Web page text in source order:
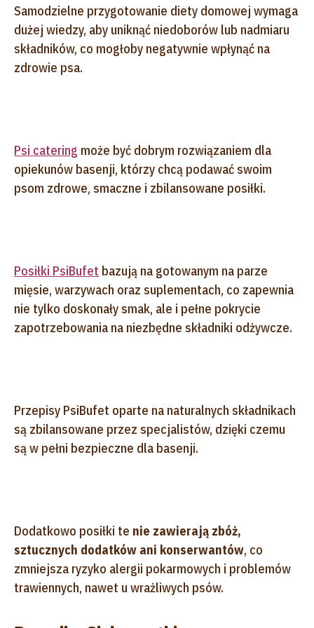
Samodzielne przygotowanie diety domowej wymaga
dużej wiedzy, aby uniknąć niedoborów lub nadmiaru
składników, co mogłoby negatywnie wpłynąć na
zdrowie psa.
Psi catering może być dobrym rozwiązaniem dla
opiekunów basenji, którzy chcą podawać swoim
psom zdrowe, smaczne i zbilansowane posiłki.
Posiłki PsiBufet bazują na gotowanym na parze
mięsie, warzywach oraz suplementach, co zapewnia
nie tylko doskonały smak, ale i pełne pokrycie
zapotrzebowania na niezbędne składniki odżywcze.
Przepisy PsiBufet oparte na naturalnych składnikach
są zbilansowane przez specjalistów, dzięki czemu
są w pełni bezpieczne dla basenji.
Dodatkowo posiłki te nie zawierają zbóż,
sztucznych dodatków ani konserwantów, co
zmniejsza ryzyko alergii pokarmowych i problemów
trawiennych, nawet u wrażliwych psów.